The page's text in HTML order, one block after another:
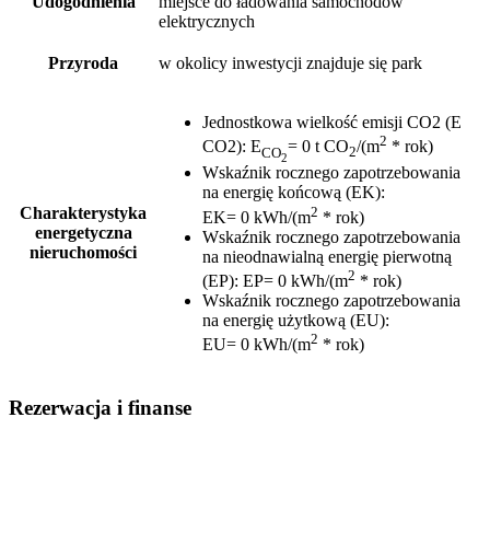
elektrycznych
Przyroda w okolicy inwestycji znajduje się park
Charakterystyka
energetyczna
nieruchomości
Jednostkowa wielkość emisji CO2 (E
CO2): ECO2
= 0 t CO2/(m2 * rok)
Wskaźnik rocznego zapotrzebowania
na energię końcową (EK):
EK= 0 kWh/(m2 * rok)
Wskaźnik rocznego zapotrzebowania
na nieodnawialną energię pierwotną
(EP): EP= 0 kWh/(m2 * rok)
Wskaźnik rocznego zapotrzebowania
na energię użytkową (EU):
EU= 0 kWh/(m2 * rok)
Rezerwacja i finanse